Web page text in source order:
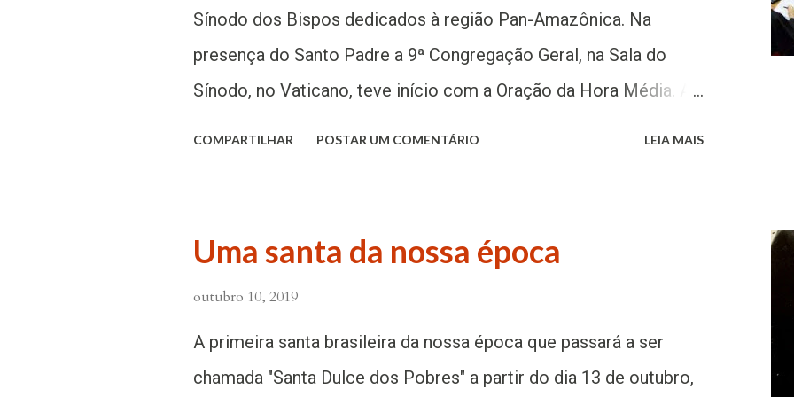
do coro e orquestra “Palmarito e Urubichà”, da Bolívia. Na
homilia, o Papa usou o substantivo monte, o verbo subir e o
pronome todos, extraídos das leituras do dia, para encorajar o
Sínodo dos Bispos dedicados à região Pan-Amazônica. Na
presença do Santo Padre a 9ª Congregação Geral, na Sala do
Sínodo, no Vaticano, teve início com a Oração da Hora Média. A
teve o privilégio de estar perto do túmulo do Beato José
Allamano, fundador do Instituto Missionário da Consolata. Ali ele
leu a seguinte frase: "Primeiro Santos e depois missionários".
Quando cheguei à casa do Instituto Missionário da Consolata, em
COMPARTILHAR POSTAR UM COMENTÁRIO LEIA MAIS
Uma santa da nossa época
outubro 10, 2019
A primeira santa brasileira da nossa época que passará a ser
chamada "Santa Dulce dos Pobres" a partir do dia 13 de outubro,